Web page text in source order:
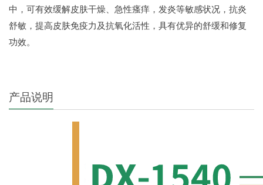
中，可有效缓解皮肤干燥、急性瘙痒，发炎等敏感状况，抗炎
舒敏，提高皮肤免疫力及抗氧化活性，具有优异的舒缓和修复
功效。
产品说明